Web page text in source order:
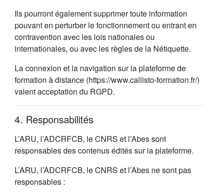
Ils pourront également supprimer toute information
pouvant en perturber le fonctionnement ou entrant en
contravention avec les lois nationales ou
internationales, ou avec les règles de la Nétiquette.
La connexion et la navigation sur la plateforme de
formation à distance (https://www.callisto-formation.fr/)
valent acceptation du RGPD.
4. Responsabilités
L’ARU, l’ADCRFCB, le CNRS et l’Abes sont
responsables des contenus édités sur la plateforme.
L’ARU, l’ADCRFCB, le CNRS et l’Abes ne sont pas
responsables :